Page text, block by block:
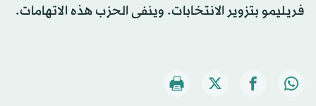
فريليمو بتزوير الانتخابات. وينفى الحزب هذه الاتهامات.